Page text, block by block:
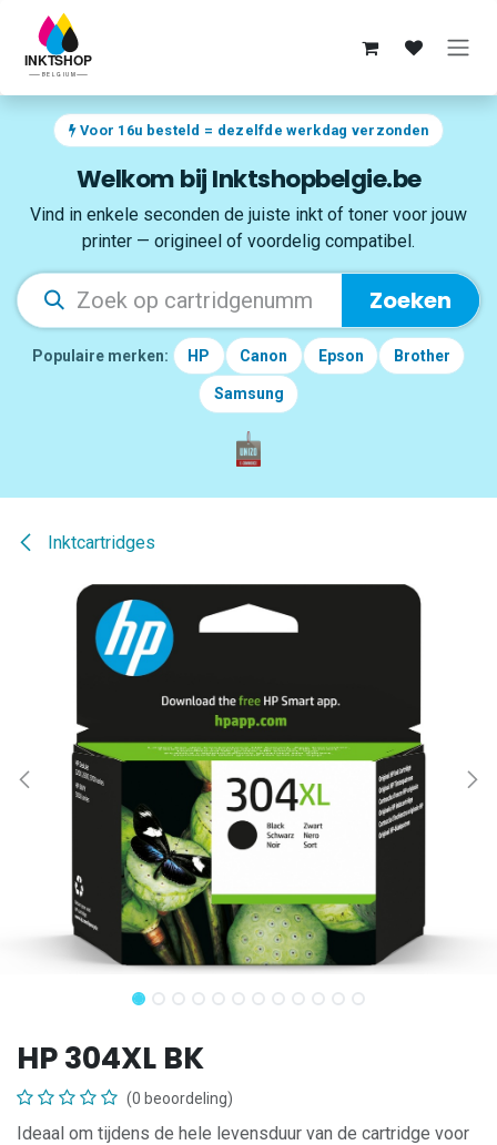
Overslaan naar inhoud
Voor 16u besteld = dezelfde werkdag verzonden
Welkom bij Inktshopbelgie.be
Vind in enkele seconden de juiste inkt of toner voor jouw
printer — origineel of voordelig compatibel.
Zoeken
Populaire merken: HP Canon Epson Brother
Samsung
Inktcartridges
HP 304XL BK
(0 beoordeling)
Ideaal om tijdens de hele levensduur van de cartridge voor